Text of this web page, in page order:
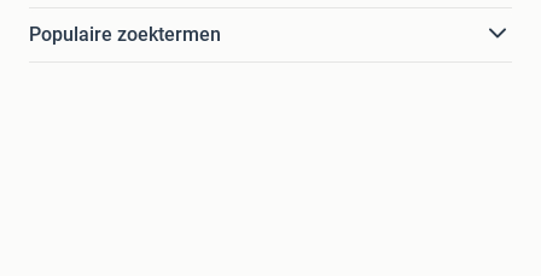
Populaire zoektermen